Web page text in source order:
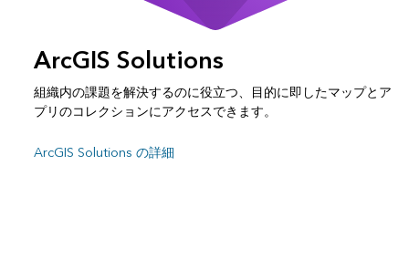
ArcGIS Solutions
組織内の課題を解決するのに役立つ、目的に即したマップとア
プリのコレクションにアクセスできます。
ArcGIS Solutions の詳細